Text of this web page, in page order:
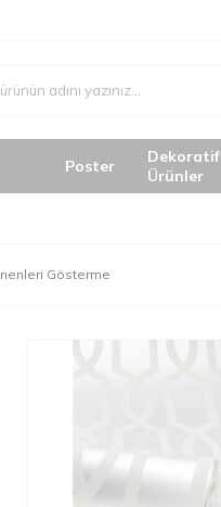
Poster
Dekoratif
Ürünler
Gösterme